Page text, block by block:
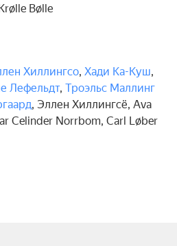
Bølle
Хиллингсо, Хади Ка-Куш,
Лефельдт, Троэльс Маллинг
, Эллен Хиллингсё, Ava
Celinder Norrbom, Carl Løber